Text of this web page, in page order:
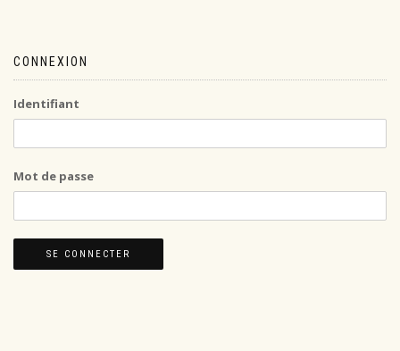
CONNEXION
Identifiant
Mot de passe